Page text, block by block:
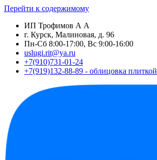
Перейти к содержимому
ИП Трофимов А А
г. Курск, Малиновая, д. 96
Пн-Сб 8:00-17:00, Вс 9:00-16:00
uslugi.rit@ya.ru
+7(910)731-01-24
+7(919)132-88-89 - облицовка плиткой